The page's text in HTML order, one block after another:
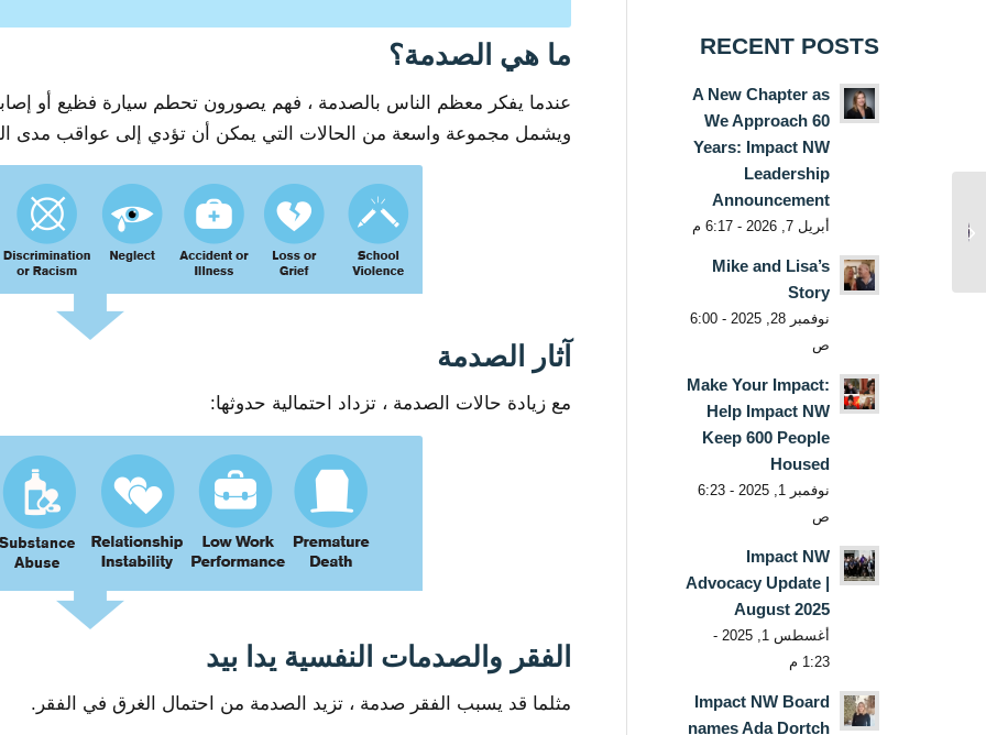
ما هي الصدمة؟
عندما يفكر معظم الناس بالصدمة ، فهم يصورون تحطم سيارة فظيع أو
ويشمل مجموعة واسعة من الحالات التي يمكن أن تؤدي إلى عواقب مدى
آثار الصدمة
مع زيادة حالات الصدمة ، تزداد احتمالية حدوثها:
الفقر والصدمات النفسية يدا بيد
مثلما قد يسبب الفقر صدمة ، تزيد الصدمة من احتمال الغرق في الفقر.
RECENT POSTS
A New Chapter as
We Approach 60
Years: Impact NW
Leadership
Announcement
أبريل 7, 2026 - 6:17 م
Mike and Lisa’s
Story
نوفمبر 28, 2025 - 6:00
ص
Make Your Impact:
Help Impact NW
Keep 600 People
Housed
نوفمبر 1, 2025 - 6:23
ص
Impact NW
Advocacy Update |
August 2025
أغسطس 1, 2025 -
1:23 م
Impact NW Board
names Ada Dortch
تأثير الضوء: هانه فو